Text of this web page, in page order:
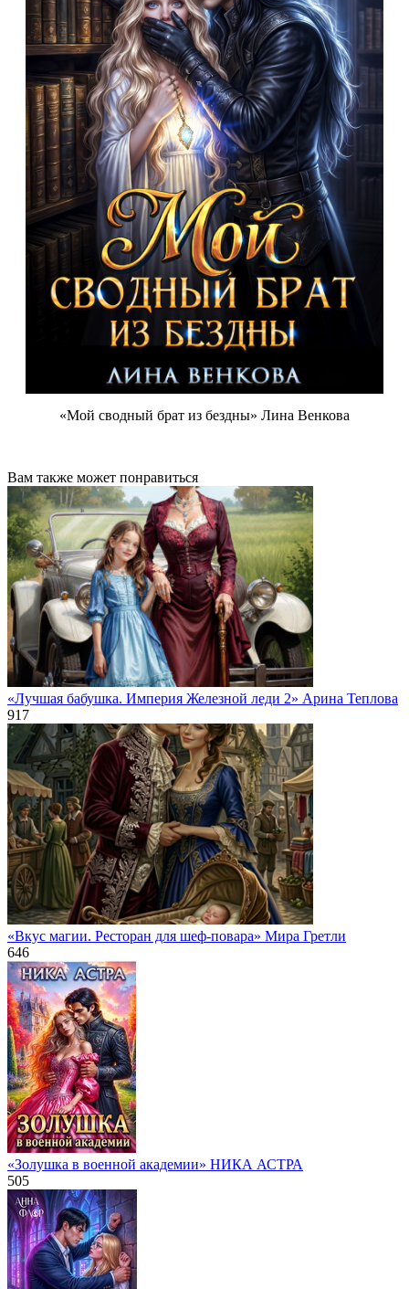
«Мой сводный брат из бездны» Лина Венкова
Вам также может понравиться
«Лучшая бабушка. Империя Железной леди 2» Арина Теплова
917
«Вкус магии. Ресторан для шеф-повара» Мира Гретли
646
«Золушка в военной академии» НИКА АСТРА
505